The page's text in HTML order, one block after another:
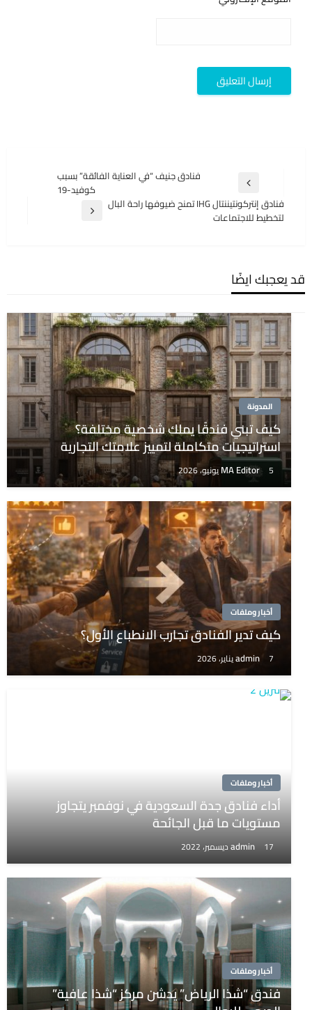
المقالات
المقالة
السابقة
فنادق جنيف “في العناية الفائقة” بسبب
كوفيد-19
المقالة
فنادق إنتركونتيننتال IHG تمنح ضيوفها راحة البال
لتخطيط للاجتماعات
قد يعجبك ايضًا
المدونة
كيف تبني فندقًا يملك شخصية مختلفة؟
استراتيجيات متكاملة لتمييز علامتك التجارية
MA Editor 5 يونيو، 2026
أخبار وملفات
كيف تدير الفنادق تجارب الانطباع الأول؟
admin 7 يناير، 2026
أخبار وملفات
أداء فنادق جدة السعودية في نوفمبر يتجاوز
مستويات ما قبل الجائحة
admin 17 ديسمبر، 2022
أخبار وملفات
فندق “شذا الرياض” يدشن مركز “شذا عافية”